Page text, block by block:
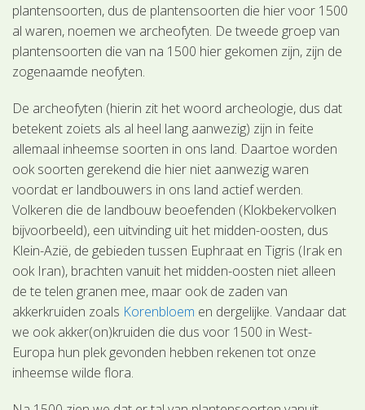
plantensoorten, dus de plantensoorten die hier voor 1500
al waren, noemen we archeofyten. De tweede groep van
plantensoorten die van na 1500 hier gekomen zijn, zijn de
zogenaamde neofyten.
De archeofyten (hierin zit het woord archeologie, dus dat
betekent zoiets als al heel lang aanwezig) zijn in feite
allemaal inheemse soorten in ons land. Daartoe worden
ook soorten gerekend die hier niet aanwezig waren
voordat er landbouwers in ons land actief werden.
Volkeren die de landbouw beoefenden (Klokbekervolken
bijvoorbeeld), een uitvinding uit het midden-oosten, dus
Klein-Azië, de gebieden tussen Euphraat en Tigris (Irak en
ook Iran), brachten vanuit het midden-oosten niet alleen
de te telen granen mee, maar ook de zaden van
akkerkruiden zoals Korenbloem en dergelijke. Vandaar dat
we ook akker(on)kruiden die dus voor 1500 in West-
Europa hun plek gevonden hebben rekenen tot onze
inheemse wilde flora.